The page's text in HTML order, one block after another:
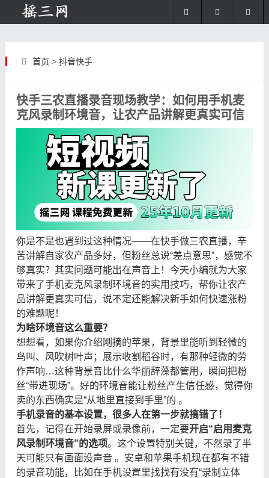
首页 > 抖音快手
快手三农直播录音现场教学：如何用手机麦
克风录制环境音，让农产品讲解更真实可信
你是不是也遇到过这种情况——在快手做三农直播，辛
苦讲解自家农产品多好，但粉丝总说“差点意思”，感觉不
够真实？其实问题可能出在声音上！今天小编就为大家
带来了手机麦克风录制环境音的实用技巧，帮你让农产
品讲解更真实可信，说不定还能解决新手如何快速涨粉
的难题呢！
为啥环境音这么重要？
想想看，如果你介绍刚摘的苹果，背景里能听到轻微的
鸟叫、风吹树叶声；展示收割稻谷时，有那种轻微的劳
作声响…这种背景音比什么华丽辞藻都管用，瞬间把粉
丝“带进现场”。好的环境音能让粉丝产生信任感，觉得你
卖的东西确实是“从地里直接到手里”的 。
手机录音的基本设置，很多人在第一步就搞错了！
首先，记得在开始录屏或录像前，一定要开启“启用麦克
风录制环境音”的选项。这个设置特别关键，不然录了半
天可能只有画面没声音 。安卓和苹果手机现在都有不错
的录音功能，比如在手机设置里找找有没有“录制立体